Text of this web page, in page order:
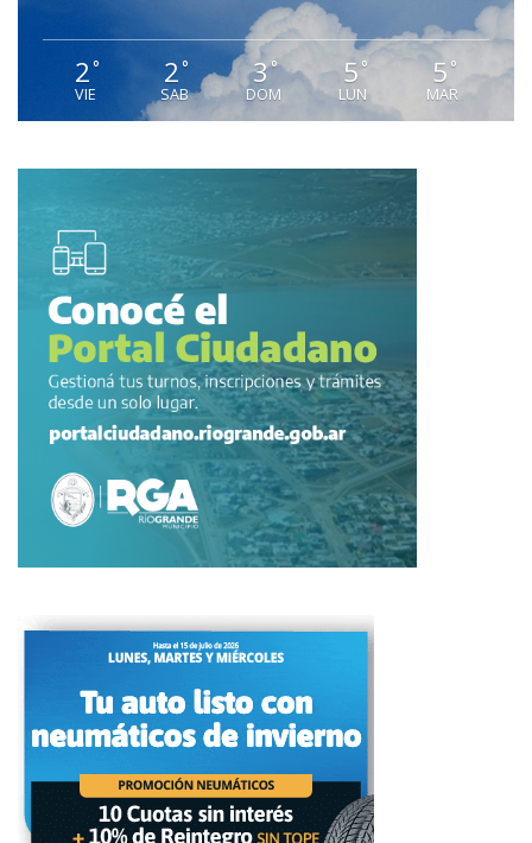
2°
VIE
2 °
SAB
3°
DOM
5 °
LUN
5 °
MAR